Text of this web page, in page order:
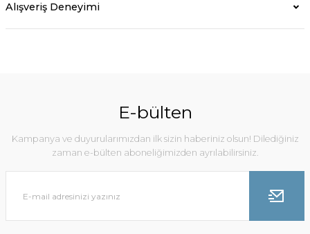
Alışveriş Deneyimi
E-bülten
Kampanya ve duyurularımızdan ilk sizin haberiniz olsun! Dilediğiniz
zaman e-bülten aboneliğimizden ayrılabilirsiniz.